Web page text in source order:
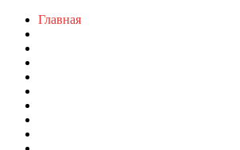
Главная